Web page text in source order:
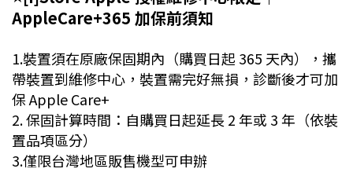
AppleCare+365 加保前須知
1.裝置須在原廠保固期內（購買日起 365 天內），攜
帶裝置到維修中心，裝置需完好無損，診斷後才可加
保 Apple Care+
2. 保固計算時間：自購買日起延長 2 年或 3 年（依裝
置品項區分）
3.僅限台灣地區販售機型可申辦